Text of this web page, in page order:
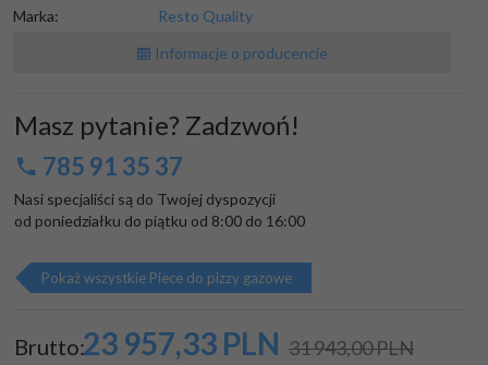
Marka:
Resto Quality
Informacje o producencie
Masz pytanie? Zadzwoń!
785 91 35 37
Nasi specjaliści są do Twojej dyspozycji
od poniedziałku do piątku od 8:00 do 16:00
Pokaż wszystkie Piece do pizzy gazowe
Brutto:23 957,33 PLN 31 943,00 PLN